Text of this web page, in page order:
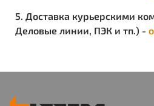
5. Доставка курьерскими
Деловые линии, ПЭК и тп.) -